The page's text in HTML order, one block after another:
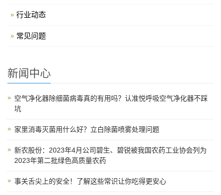
行业动态
常见问题
新闻中心
空气净化器除细菌病毒真的有用吗？认准悦呼吸空气净化器不踩
坑
家里消毒灭菌用什么好？立白除菌喷雾处理问题
新农股份：2023年4月公司碧生、碧锐被我国农药工业协会列为
2023年第二批绿色高质量农药
事关舌尖上的安全！了解这些常识让你吃得更安心